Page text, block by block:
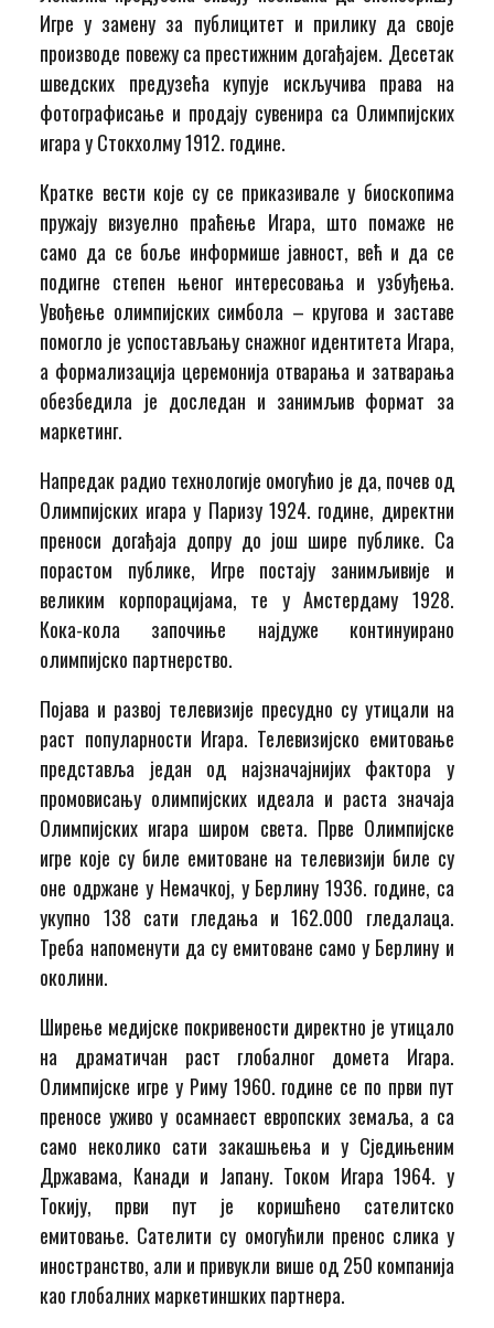
Игре у замену за публицитет и прилику да своје
производе повежу са престижним догађајем. Десетак
шведских предузећа купује искључива права на
фотографисање и продају сувенира са Олимпијских
игара у Стокхолму 1912. године.
Кратке вести које су се приказивале у биоскопима
пружају визуелно праћење Игара, што помаже не
само да се боље информише јавност, већ и да се
подигне степен њеног интересовања и узбуђења.
Увођење олимпијских симбола – кругова и заставе
помогло је успостављању снажног идентитета Игара,
а формализација церемонија отварања и затварања
обезбедила је доследан и занимљив формат за
маркетинг.
Напредак радио технологије омогућио је да, почев од
Олимпијских игара у Паризу 1924. године, директни
преноси догађаја допру до још шире публике. Са
порастом публике, Игре постају занимљивије и
великим корпорацијама, те у Амстердаму 1928.
Кока-кола започиње најдуже континуирано
олимпијско партнерство.
Појава и развој телевизије пресудно су утицали на
раст популарности Игара. Телевизијско емитовање
представља један од најзначајнијих фактора у
промовисању олимпијских идеала и раста значаја
Олимпијских игара широм света. Прве Олимпијске
игре које су биле емитоване на телевизији биле су
оне одржане у Немачкој, у Берлину 1936. године, са
укупно 138 сати гледања и 162.000 гледалаца.
Треба напоменути да су емитоване само у Берлину и
околини.
Ширење медијске покривености директно је утицало
на драматичан раст глобалног домета Игара.
Олимпијске игре у Риму 1960. године се по први пут
преносе уживо у осамнаест европских земаља, а са
само неколико сати закашњења и у Сједињеним
Државама, Канади и Јапану. Током Игара 1964. у
Токију, први пут је коришћено сателитско
емитовање. Сателити су омогућили пренос слика у
иностранство, али и привукли више од 250 компанија
као глобалних маркетиншких партнера.